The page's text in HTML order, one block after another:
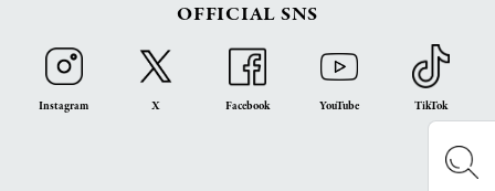
OFFICIAL SNS
Instagram X Facebook YouTube TikTok